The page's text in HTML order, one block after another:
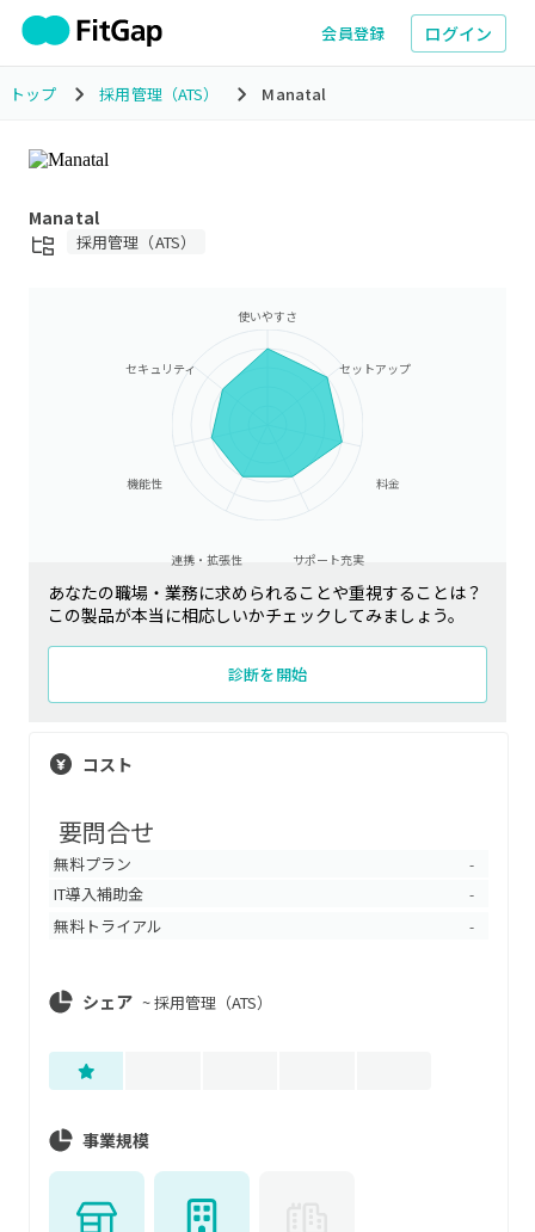
会員登録 ログイン
トップ 採用管理（ATS） Manatal
Manatal
採用管理（ATS）
使いやすさ
セットアップ
料金
サポート充実
連携・拡張性
機能性
セキュリティ
あなたの職場・業務に求められることや重視することは？
この製品が本当に相応しいかチェックしてみましょう。
診断を開始
コスト
要問合せ
無料プラン -
IT導入補助金 -
無料トライアル -
シェア ~採用管理（ATS）
事業規模